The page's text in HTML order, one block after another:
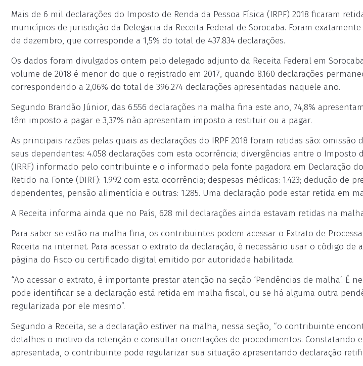
Mais de 6 mil declarações do Imposto de Renda da Pessoa Física (IRPF) 2018 ficaram
municípios de jurisdição da Delegacia da Receita Federal de Sorocaba. Foram
de dezembro, que corresponde a 1,5% do total de 437.834 declarações.
Os dados foram divulgados ontem pelo delegado adjunto da Receita Federal em
volume de 2018 é menor do que o registrado em 2017, quando 8.160 declarações
correspondendo a 2,06% do total de 396.274 declarações apresentadas naquele ano.
Segundo Brandão Júnior, das 6.556 declarações na malha fina este ano, 74,8%
têm imposto a pagar e 3,37% não apresentam imposto a restituir ou a pagar.
As principais razões pelas quais as declarações do IRPF 2018 foram retidas são:
seus dependentes: 4.058 declarações com esta ocorrência; divergências entre o Imposto
(IRRF) informado pelo contribuinte e o informado pela fonte pagadora em Declaração
Retido na Fonte (DIRF): 1.992 com esta ocorrência; despesas médicas: 1.423; dedução de
dependentes, pensão alimentícia e outras: 1.285. Uma declaração pode estar retida em
A Receita informa ainda que no País, 628 mil declarações ainda estavam retidas na
Para saber se estão na malha fina, os contribuintes podem acessar o Extrato de
Receita na internet. Para acessar o extrato da declaração, é necessário usar o código de
página do Fisco ou certificado digital emitido por autoridade habilitada.
“Ao acessar o extrato, é importante prestar atenção na seção ‘Pendências de malha’. É
pode identificar se a declaração está retida em malha fiscal, ou se há alguma outra
regularizada por ele mesmo”.
Segundo a Receita, se a declaração estiver na malha, nessa seção, “o contribuinte
detalhes o motivo da retenção e consultar orientações de procedimentos. Constatando
apresentada, o contribuinte pode regularizar sua situação apresentando declaração